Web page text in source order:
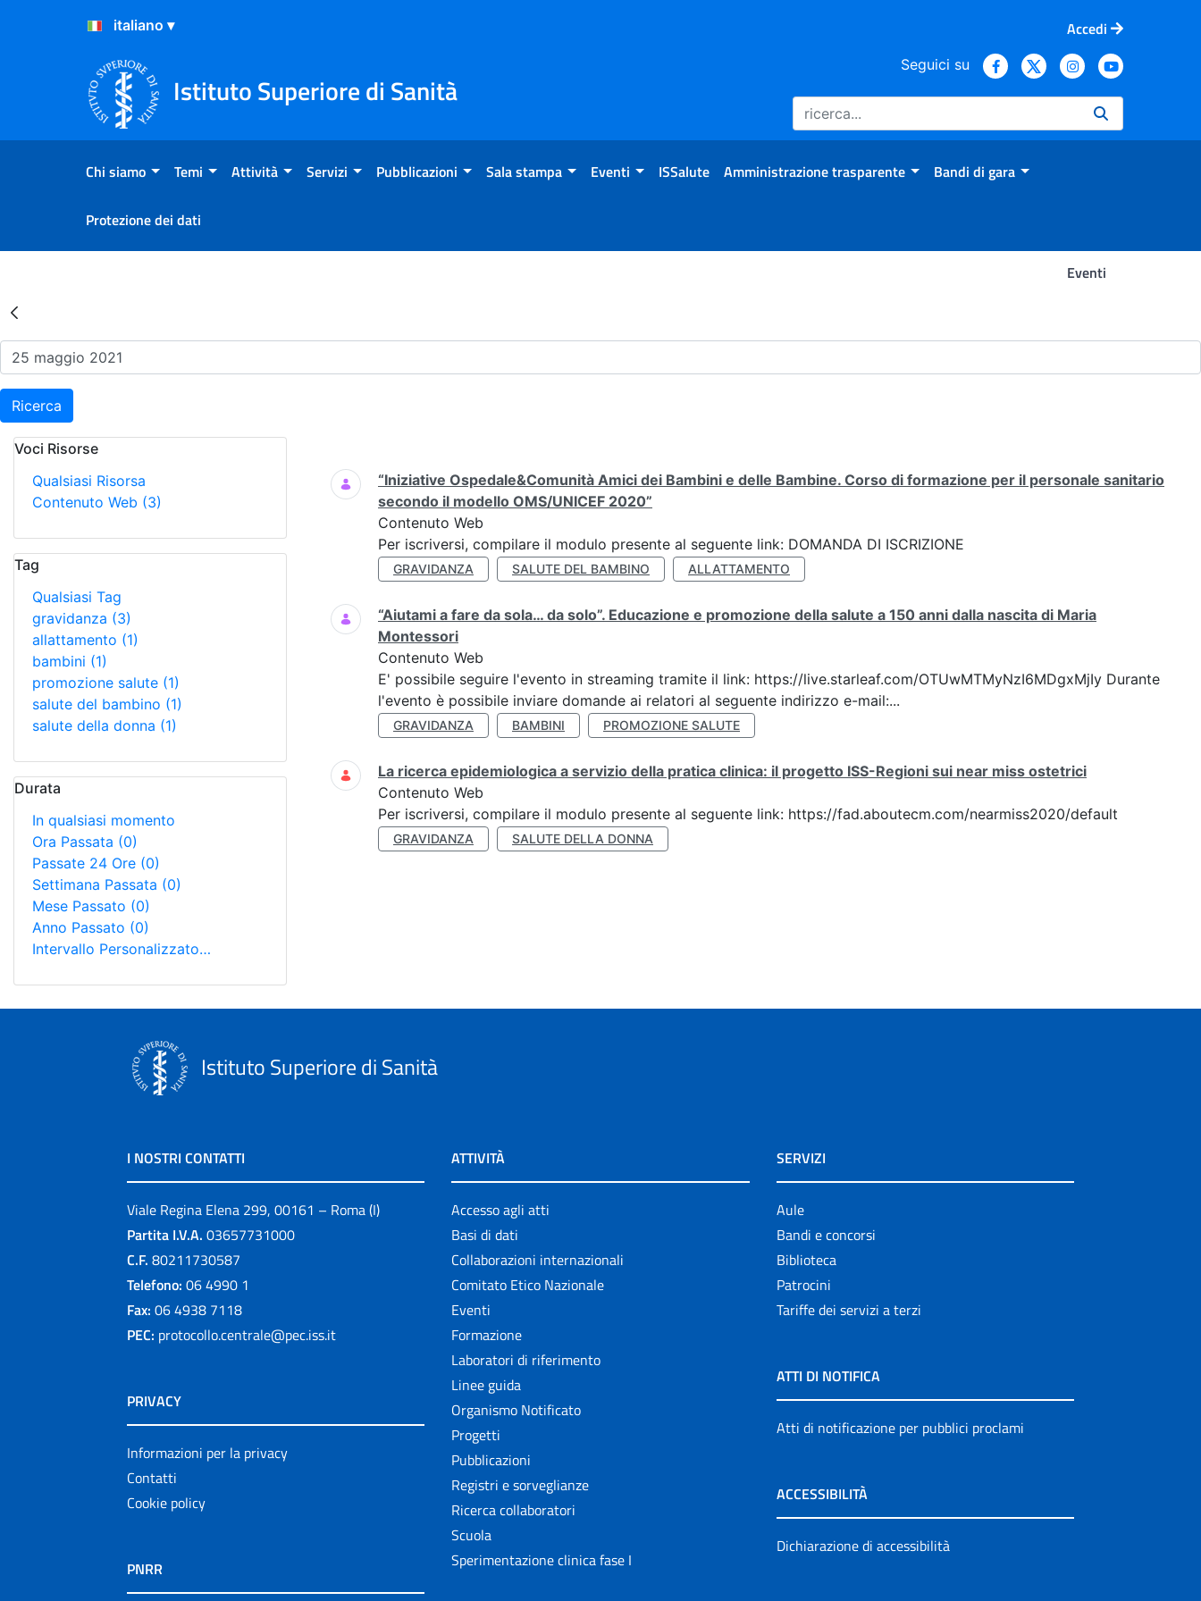
Salta al Contenuto
Salta al Footer
Accedi
Istituto Superiore di Sanità
Seguici su
Chi siamo Temi Attività Servizi Pubblicazioni Sala stampa Eventi ISSalute Amministrazione trasparente Bandi di gara
Protezione dei dati
Eventi
Risultati della Ricerca - Eventi
Ricerca
Voci Risorse
Qualsiasi Risorsa
Contenuto Web (3)
Tag
Qualsiasi Tag
gravidanza (3)
allattamento (1)
bambini (1)
promozione salute (1)
salute del bambino (1)
salute della donna (1)
Durata
In qualsiasi momento
Ora Passata (0)
Passate 24 Ore (0)
Settimana Passata (0)
Mese Passato (0)
Anno Passato (0)
Intervallo Personalizzato…
Ricerca
“Iniziative Ospedale&Comunità Amici dei Bambini e delle Bambine. Corso di formazione per il personale sanitario
secondo il modello OMS/UNICEF 2020”
Contenuto Web
Per iscriversi, compilare il modulo presente al seguente link: DOMANDA DI ISCRIZIONE
GRAVIDANZA SALUTE DEL BAMBINO ALLATTAMENTO
“Aiutami a fare da sola… da solo”. Educazione e promozione della salute a 150 anni dalla nascita di Maria
Montessori
Contenuto Web
E' possibile seguire l'evento in streaming tramite il link: https://live.starleaf.com/OTUwMTMyNzI6MDgxMjIy Durante
l'evento è possibile inviare domande ai relatori al seguente indirizzo e-mail:...
GRAVIDANZA BAMBINI PROMOZIONE SALUTE
La ricerca epidemiologica a servizio della pratica clinica: il progetto ISS-Regioni sui near miss ostetrici
Contenuto Web
Per iscriversi, compilare il modulo presente al seguente link: https://fad.aboutecm.com/nearmiss2020/default
GRAVIDANZA SALUTE DELLA DONNA
Istituto Superiore di Sanità
I NOSTRI CONTATTI
Viale Regina Elena 299, 00161 – Roma (I)
Partita I.V.A. 03657731000
C.F. 80211730587
Telefono: 06 4990 1
Fax: 06 4938 7118
PEC: protocollo.centrale@pec.iss.it
PRIVACY
Informazioni per la privacy
Contatti
Cookie policy
PNRR
ATTIVITÀ
Accesso agli atti
Basi di dati
Collaborazioni internazionali
Comitato Etico Nazionale
Eventi
Formazione
Laboratori di riferimento
Linee guida
Organismo Notificato
Progetti
Pubblicazioni
Registri e sorveglianze
Ricerca collaboratori
Scuola
Sperimentazione clinica fase I
SERVIZI
Aule
Bandi e concorsi
Biblioteca
Patrocini
Tariffe dei servizi a terzi
ATTI DI NOTIFICA
Atti di notificazione per pubblici proclami
ACCESSIBILITÀ
Dichiarazione di accessibilità